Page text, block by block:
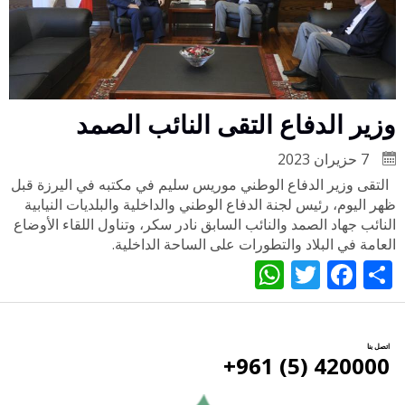
وزير الدفاع التقى النائب الصمد
التقى وزير الدفاع الوطني موريس سليم في مكتبه في اليرزة قبل
ظهر اليوم، رئيس لجنة الدفاع الوطني والداخلية والبلديات النيابية
النائب جهاد الصمد والنائب السابق نادر سكر، وتناول اللقاء الأوضاع
العامة في البلاد والتطورات على الساحة الداخلية.
Share
Facebook
Twitter
اتصل بنا
420000 (5) 961+